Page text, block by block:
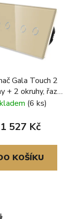
Gala Touch 2
+ 2 okruhy, řaz.
skleněný
(6 ks)
1 527 Kč
KOŠÍKU